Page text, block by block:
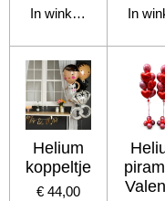
In winkelwagen In
Helium
koppeltje
€ 44,00